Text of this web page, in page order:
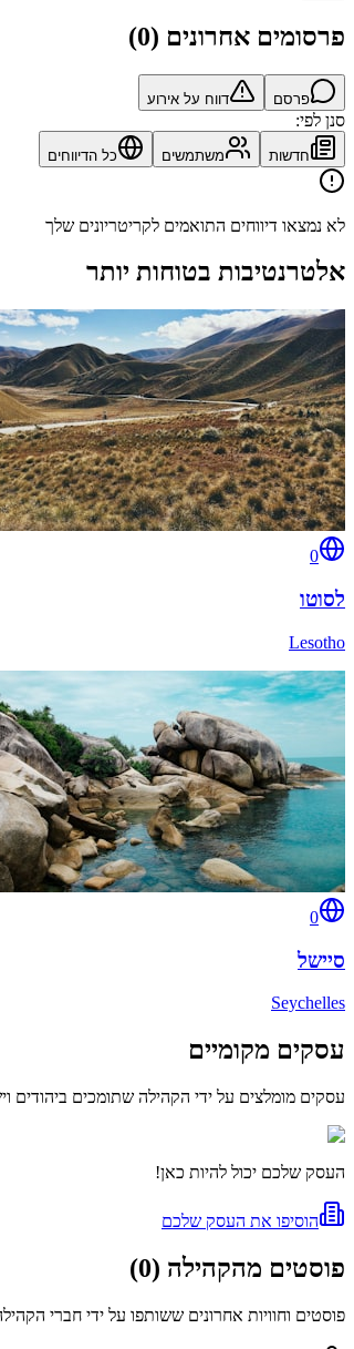
פרסומים אחרונים (
0
)
פרסם דווח על אירוע
סנן לפי:
חדשות משתמשים כל הדיווחים
לא נמצאו דיווחים התואמים לקריטריונים שלך
אלטרנטיבות בטוחות יותר
0
לסוטו
Lesotho
0
סיישל
Seychelles
עסקים מקומיים
עסקים מומלצים על ידי הקהילה שתומכים ביהודים
העסק שלכם יכול להיות כאן!
הוסיפו את העסק שלכם
פוסטים מהקהילה (
0
)
פוסטים וחוויות אחרונים ששותפו על ידי חברי